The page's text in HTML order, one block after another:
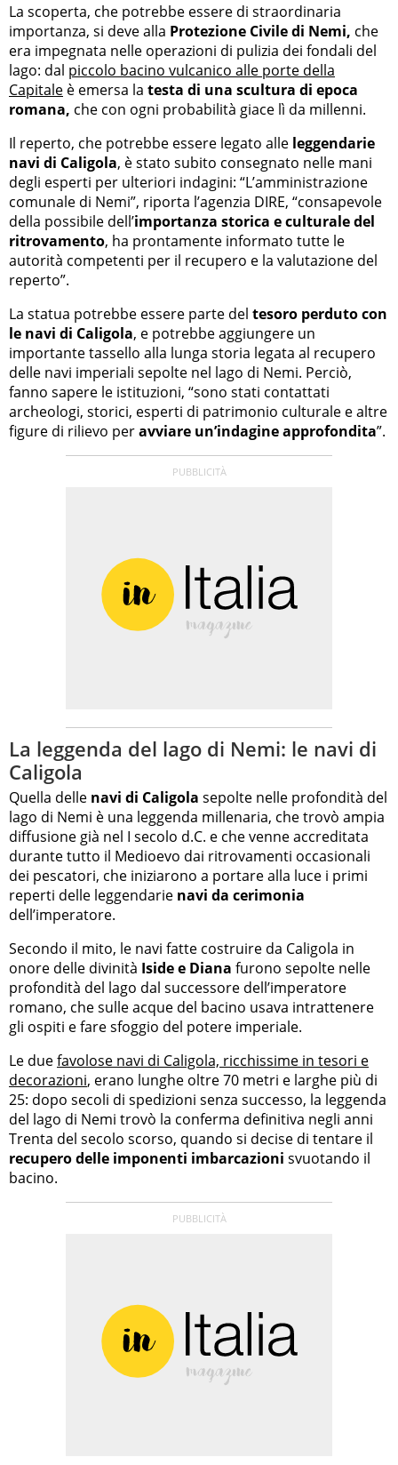
La scoperta, che potrebbe essere di straordinaria
importanza, si deve alla Protezione Civile di Nemi, che
era impegnata nelle operazioni di pulizia dei fondali del
lago: dal piccolo bacino vulcanico alle porte della
Capitale è emersa la testa di una scultura di epoca
romana, che con ogni probabilità giace lì da millenni.
Il reperto, che potrebbe essere legato alle leggendarie
navi di Caligola, è stato subito consegnato nelle mani
degli esperti per ulteriori indagini: “L’amministrazione
comunale di Nemi”, riporta l’agenzia DIRE, “consapevole
della possibile dell’importanza storica e culturale del
ritrovamento, ha prontamente informato tutte le
autorità competenti per il recupero e la valutazione del
reperto”.
La statua potrebbe essere parte del tesoro perduto con
le navi di Caligola, e potrebbe aggiungere un
importante tassello alla lunga storia legata al recupero
delle navi imperiali sepolte nel lago di Nemi. Perciò,
fanno sapere le istituzioni, “sono stati contattati
archeologi, storici, esperti di patrimonio culturale e altre
figure di rilievo peravviare un’indagine approfondita”.
La leggenda del lago di Nemi: le navi di
Caligola
Quella delle navi di Caligola sepolte nelle profondità del
lago di Nemi è una leggenda millenaria, che trovò ampia
diffusione già nel I secolo d.C. e che venne accreditata
durante tutto il Medioevo dai ritrovamenti occasionali
dei pescatori, che iniziarono a portare alla luce i primi
reperti delle leggendarie navi da cerimonia
dell’imperatore.
Secondo il mito, le navi fatte costruire da Caligola in
onore delle divinità Iside e Diana furono sepolte nelle
profondità del lago dal successore dell’imperatore
romano, che sulle acque del bacino usava intrattenere
gli ospiti e fare sfoggio del potere imperiale.
Le duefavolose navi di Caligola, ricchissime in tesori e
decorazioni, erano lunghe oltre 70 metri e larghe più di
25: dopo secoli di spedizioni senza successo, la leggenda
del lago di Nemi trovò la conferma definitiva negli anni
Trenta del secolo scorso, quando si decise di tentare il
recupero delle imponenti imbarcazioni svuotando il
bacino.